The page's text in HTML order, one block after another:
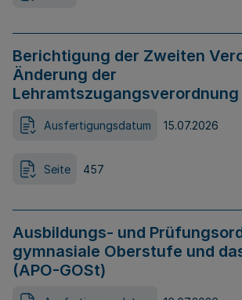
Berichtigung der Zweiten
Änderung der
Lehramtszugangsverordnung
Ausfertigungsdatum 15.07.2026
Seite 457
Ausbildungs- und
gymnasiale Oberstufe und
(APO-GOSt)